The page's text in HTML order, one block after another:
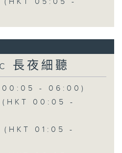
(HKT 05:05 -
長夜細聽
00:05 - 06:00)
(HKT 00:05 -
(HKT 01:05 -